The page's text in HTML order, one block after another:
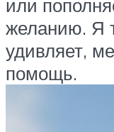
или
желанию. Я
удивляет,
помощь.